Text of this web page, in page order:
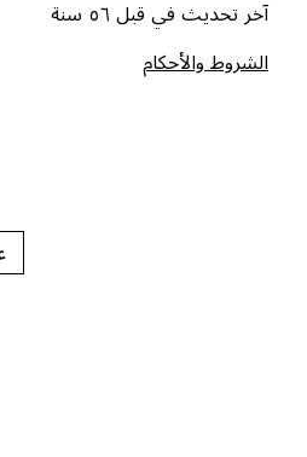
تحديث في قبل ٥٦ سنة
والأحكام
عرض